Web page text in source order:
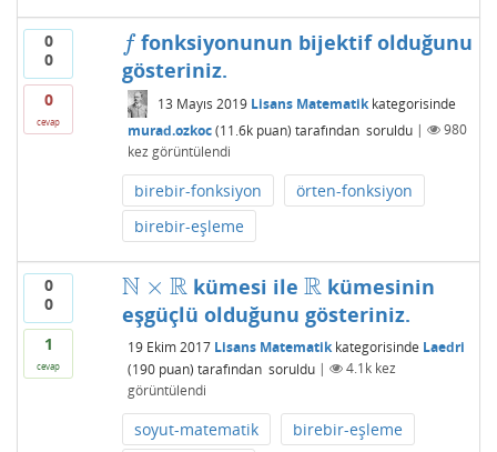
0
0
0
cevap
f
f fonksiyonunun bijektif olduğunu
gösteriniz.
13 Mayıs 2019 Lisans Matematikkategorisinde
murad.ozkoc (11.6kpuan) tarafından soruldu |
980
kez görüntülendi
birebir-fonksiyon
örten-fonksiyon
birebir-eşleme
0
0
1
cevap
N × R
N× R kümesi ile R
R kümesinin
eşgüçlü olduğunu gösteriniz.
19 Ekim 2017 Lisans Matematikkategorisinde Laedri
(190puan) tarafından soruldu | 4.1kkez
görüntülendi
soyut-matematik
birebir-eşleme